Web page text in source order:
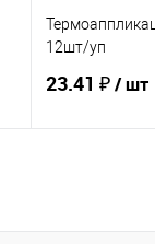
12шт/уп
23.41 ₽/ шт
В избранное